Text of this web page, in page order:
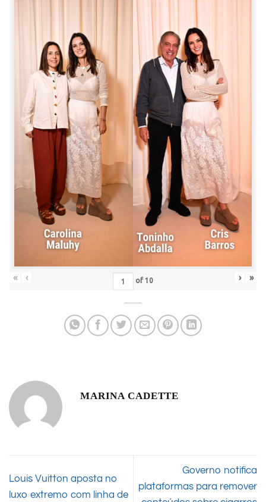
« ‹ of 10 › »
MARINA CADETTE
Louis Vuitton aposta no
luxo extremo com linha de
Governo notifica
plataformas para remover